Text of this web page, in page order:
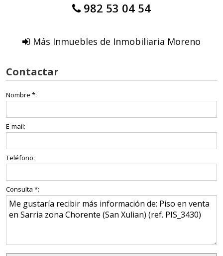
982 53 04 54
Más Inmuebles de Inmobiliaria Moreno
Contactar
Nombre *:
E-mail:
Teléfono:
Consulta *: